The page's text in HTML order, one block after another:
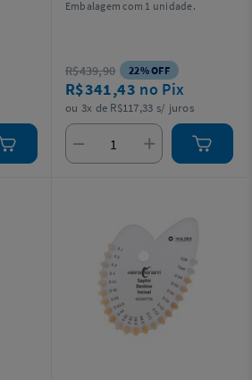
Embalagem com 1 unidade.
R$439,90 22% OFF
R$341,43 no Pix
ou 3x de R$117,33 s/ juros